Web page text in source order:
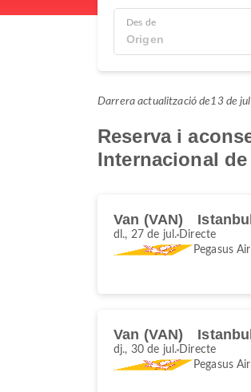
Des de
Darrera actualització de13 de
Reserva i
Internacional
Van (VAN)
dl., 27 de jul. Directe
Pegasus
Van (VAN)
dj., 30 de jul. Directe
Pegasus